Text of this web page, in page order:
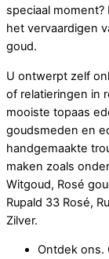
speciaal
het vervaardigen
goud.
U ontwerpt zelf
of relatieringen in
mooiste topaas
goudsmeden en
handgemaakte
maken zoals
Witgoud, Rosé
Rupald 33 Rosé,
Zilver.
Ontdek ons.